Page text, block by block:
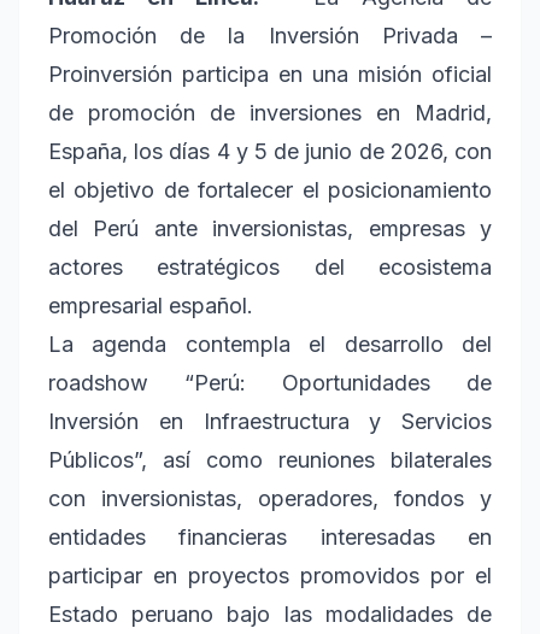
Promoción de la Inversión Privada –
Proinversión participa en una misión oficial
de promoción de inversiones en Madrid,
España, los días 4 y 5 de junio de 2026, con
el objetivo de fortalecer el posicionamiento
del Perú ante inversionistas, empresas y
actores estratégicos del ecosistema
empresarial español.
La agenda contempla el desarrollo del
roadshow “Perú: Oportunidades de
Inversión en Infraestructura y Servicios
Públicos”, así como reuniones bilaterales
con inversionistas, operadores, fondos y
entidades financieras interesadas en
participar en proyectos promovidos por el
Estado peruano bajo las modalidades de